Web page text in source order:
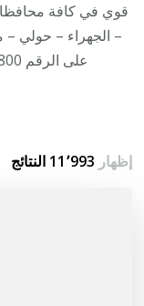
قوي في كافة
– الجهراء – حولي
على الرقم 55773800 خدمة 24 ساعة في
إظهار 11٬993 النتائج